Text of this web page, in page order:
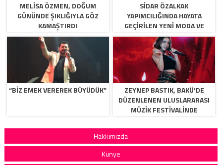
MELISA ÖZMEN, DOĞUM
GÜNÜNDE ŞIKLIĞIYLA GÖZ
KAMAŞTIRDI
SIDAR ÖZALKAK
YAPIMCILIĞINDA HAYATA
GEÇIRILEN YENI MODA VE
YETENEK PROGRAMI
SEK8Z,YAKINDA IZLIYICI ILE
BULUŞUYOR.
“BİZ EMEK VEREREK BÜYÜDÜK”
ZEYNEP BASTIK, BAKÜ’DE
DÜZENLENEN ULUSLARARASI
MÜZIK FESTIVALINDE
BULUŞTU.
Hakkımızda
Künye